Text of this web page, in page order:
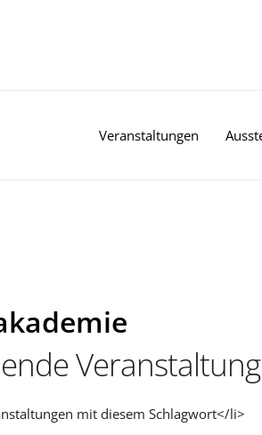
Veranstaltungen
mit diesem Schlagwort</li>